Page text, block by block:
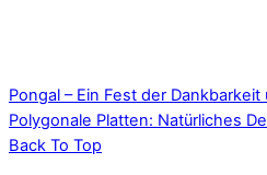
Pongal – Ein Fest der
Polygonale Platten: Natürliches
Back To Top